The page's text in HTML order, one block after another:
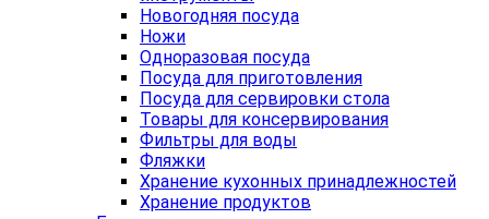
Новогодняя посуда
Ножи
Одноразовая посуда
Посуда для приготовления
Посуда для сервировки стола
Товары для консервирования
Фильтры для воды
Фляжки
Хранение кухонных принадлежностей
Хранение продуктов